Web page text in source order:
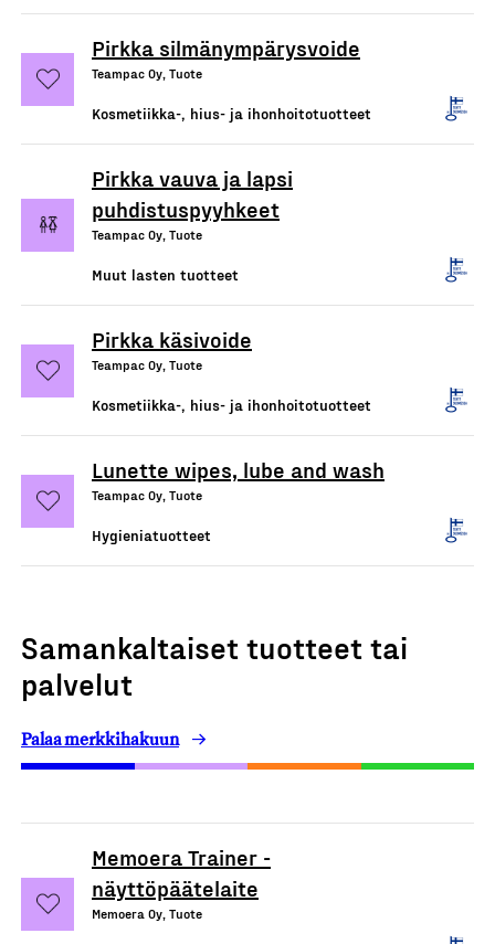
Pirkka silmänympärysvoide
Teampac Oy, Tuote
Kosmetiikka-, hius- ja ihonhoitotuotteet
Pirkka vauva ja lapsi
puhdistuspyyhkeet
Teampac Oy, Tuote
Muut lasten tuotteet
Pirkka käsivoide
Teampac Oy, Tuote
Kosmetiikka-, hius- ja ihonhoitotuotteet
Lunette wipes, lube and wash
Teampac Oy, Tuote
Hygieniatuotteet
Samankaltaiset tuotteet tai
palvelut
Palaa merkkihakuun
Memoera Trainer -
näyttöpäätelaite
Memoera Oy, Tuote